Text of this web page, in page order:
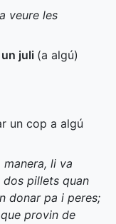
veure les
juli (a algú)
un cop a algú
li va
pillets quan
donar pa i peres;
provin de